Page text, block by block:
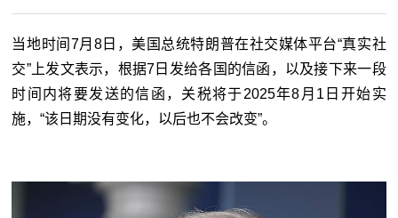
当地时间7月8日，美国总统特朗普在社交媒体平台“真实社
交”上发文表示，根据7日发给各国的信函，以及接下来一段
时间内将要发送的信函，关税将于2025年8月1日开始实
施，“该日期没有变化，以后也不会改变”。